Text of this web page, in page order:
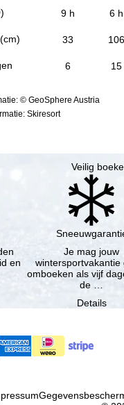
9 h 6 h
33 106
6 15
© GeoSphere Austria
Skiresort
Veilig
en
Je mag jouw
wintersportvakantie
omboeken als vijf
de …
Details